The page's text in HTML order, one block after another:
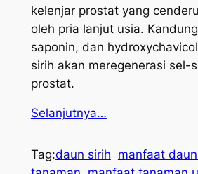
kelenjar prostat yang
oleh pria lanjut usia.
saponin, dan
sirih akan meregenerasi sel-
prostat.
Selanjutnya…
Tag:daun sirih manfaat